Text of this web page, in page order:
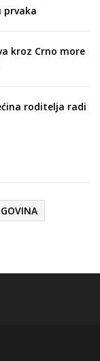
prvaka
kroz Crno more
roditelja radi